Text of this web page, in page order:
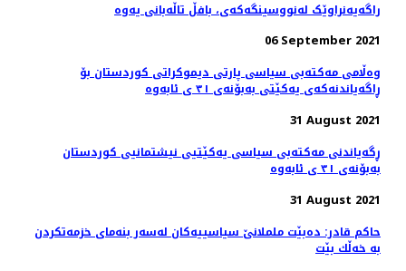
راگەیەنراوێک لەنووسینگەکەى، بافڵ تاڵەبانی یەوە
06 September 2021
وەڵامی مەکتەبی سیاسی پارتی دیموکراتی کوردستان بۆ
ڕاگەیاندنەکەی یەکێتی بەبۆنەی ٣١ ی ئابەوە
31 August 2021
ڕگەیاندنی مه‌كته‌بی سیاسی یه‌كێتیی نیشتمانیی كوردستان
بەبۆنەی ٣١ ی ئابەوە
31 August 2021
حاكم قادر: دەبێت ململانێ سیاسییەكان لەسەر بنەمای خزمەتكردن
بە خەڵك بێت